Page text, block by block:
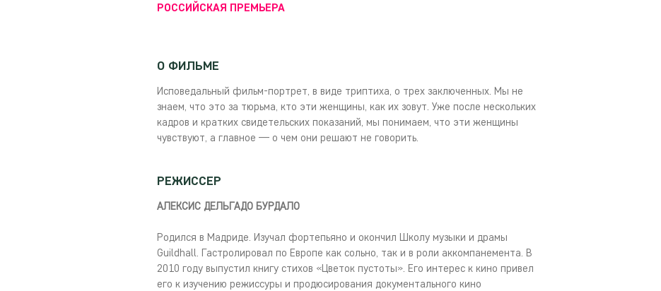
РОССИЙСКАЯ ПРЕМЬЕРА
О ФИЛЬМЕ
Исповедальный фильм-портрет, в виде триптиха, о трех заключенных. Мы не
знаем, что это за тюрьма, кто эти женщины, как их зовут. Уже после нескольких
кадров и кратких свидетельских показаний, мы понимаем, что эти женщины
чувствуют, а главное — о чем они решают не говорить.
РЕЖИССЕР
АЛЕКСИС ДЕЛЬГАДО БУРДАЛО
Родился в Мадриде. Изучал фортепьяно и окончил Школу музыки и драмы
Guildhall. Гастролировал по Европе как сольно, так и в роли аккомпанемента. В
2010 году выпустил книгу стихов «Цветок пустоты». Его интерес к кино привел
его к изучению режиссуры и продюсирования документального кино